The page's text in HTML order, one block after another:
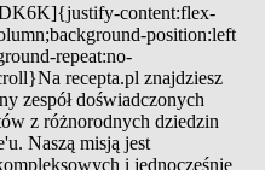
content:flex-
position:left
repeat:no-
recepta.pl znajdziesz
zespół doświadczonych
z różnorodnych dziedzin
Naszą misją jest
i jednocześnie